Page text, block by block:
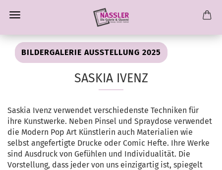
BILDERGALERIE AUSSTELLUNG 2025
SASKIA IVENZ
Saskia Ivenz verwendet verschiedenste Techniken für
ihre Kunstwerke. Neben Pinsel und Spraydose verwendet
die Modern Pop Art Künstlerin auch Materialien wie
selbst angefertigte Drucke oder Comic Hefte. Ihre Werke
sind Ausdruck von Gefühlen und Individualität. Die
Vorstellung, dass jeder von uns einzigartig ist, spiegelt